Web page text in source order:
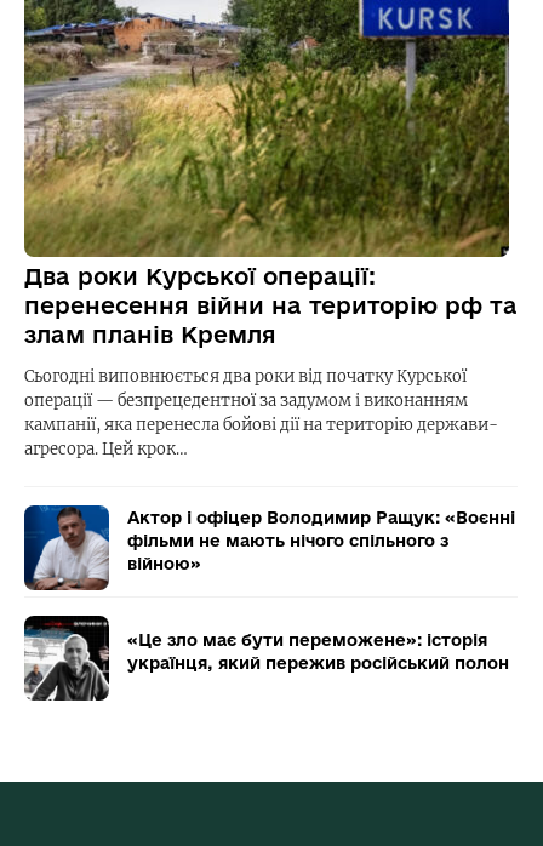
Два роки Курської операції:
перенесення війни на територію рф та
злам планів Кремля
Сьогодні виповнюється два роки від початку Курської
операції — безпрецедентної за задумом і виконанням
кампанії, яка перенесла бойові дії на територію держави-
агресора. Цей крок…
Актор і офіцер Володимир Ращук: «Воєнні
фільми не мають нічого спільного з
війною»
«Це зло має бути переможене»: історія
українця, який пережив російський полон